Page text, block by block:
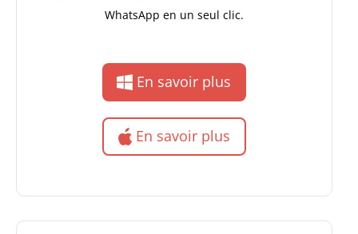
WhatsApp en un seul clic.
En savoir plus
En savoir plus